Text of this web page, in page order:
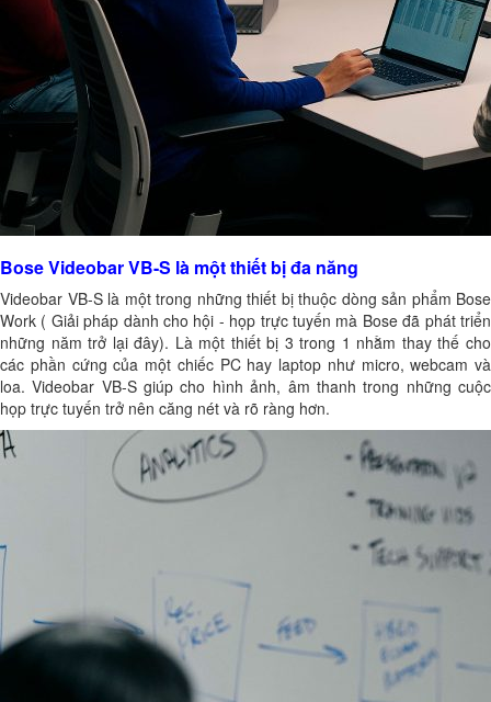
Bose Videobar VB-S là một thiết bị đa năng
Videobar VB-S là một trong những thiết bị thuộc dòng sản phẩm Bose
Work ( Giải pháp dành cho hội - họp trực tuyến mà Bose đã phát triển
những năm trở lại đây). Là một thiết bị 3 trong 1 nhằm thay thế cho
các phần cứng của một chiếc PC hay laptop như micro, webcam và
loa. Videobar VB-S giúp cho hình ảnh, âm thanh trong những cuộc
họp trực tuyến trở nên căng nét và rõ ràng hơn.